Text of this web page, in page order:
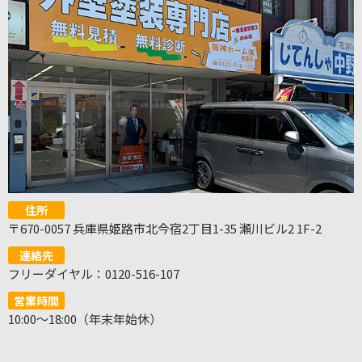
住所
〒670-0057 兵庫県姫路市北今宿2丁目1-35 瀬川ビル2 1F-2
連絡先
フリーダイヤル：0120-516-107
営業時間
10:00～18:00（年末年始休）